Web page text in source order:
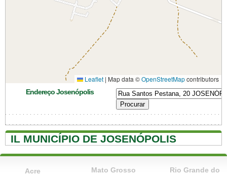
Leaflet | Map data ©OpenStreetMapcontributors
Endereço Josenópolis
IL MUNICÍPIO DE JOSENÓPOLIS
Acre
Mato Grosso
Rio Grande do